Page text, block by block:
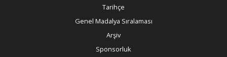
Tarihçe
Genel Madalya Sıralaması
Arşiv
Sponsorluk